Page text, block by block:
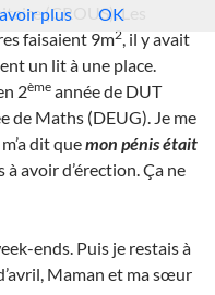
(CROUS). Les
faisaient 9m2 , il y avait
un lit à une place.
2ème année de DUT
de Maths (DEUG). Je me
dit quemon pénis était
à avoir d’érection. Ça ne
ends. Puis je restais à
Maman et ma sœur
plus OK